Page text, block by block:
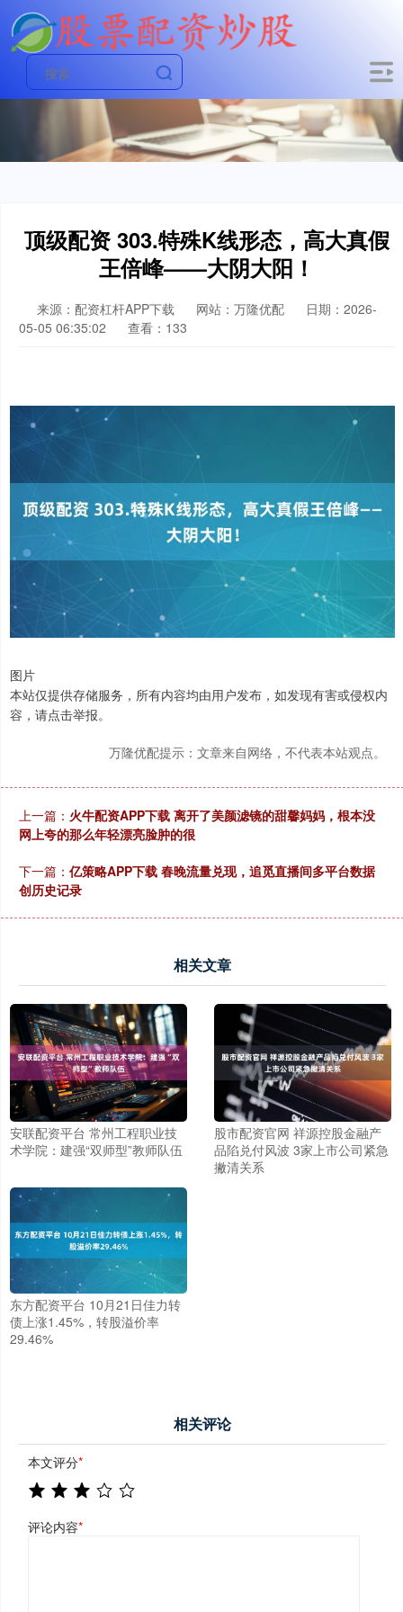
顶级配资 303.特殊K线形态，高大真假
王倍峰——大阴大阳！
来源：配资杠杆APP下载 网站：万隆优配
日期：2026-
05-05 06:35:02
查看：133
图片
本站仅提供存储服务，所有内容均由用户发布，如发现有害或侵权内
容，请点击举报。
万隆优配提示：文章来自网络，不代表本站观点。
上一篇： 火牛配资APP下载 离开了美颜滤镜的甜馨妈妈，根本没
网上夸的那么年轻漂亮脸肿的很
下一篇： 亿策略APP下载 春晚流量兑现，追觅直播间多平台数据
创历史记录
相关文章
安联配资平台 常州工程职业技
术学院：建强“双师型”教师队伍
股市配资官网 祥源控股金融产
品陷兑付风波 3家上市公司紧急
撇清关系
东方配资平台 10月21日佳力转
债上涨1.45%，转股溢价率
29.46%
相关评论
本文评分*
评论内容*